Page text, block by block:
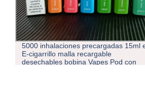
Cartucho de lápiz desechable 1ml 2ml
VAPE Full automático de grosor que
ahorra tiempo Máquina de llenado de